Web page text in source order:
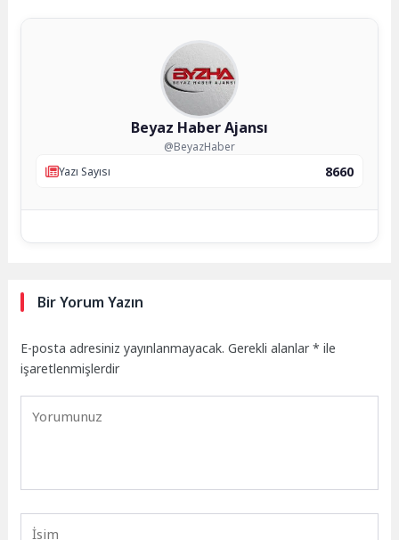
Beyaz Haber Ajansı
@BeyazHaber
Yazı Sayısı
8660
Bir Yorum Yazın
E-posta adresiniz yayınlanmayacak. Gerekli alanlar* ile
işaretlenmişlerdir